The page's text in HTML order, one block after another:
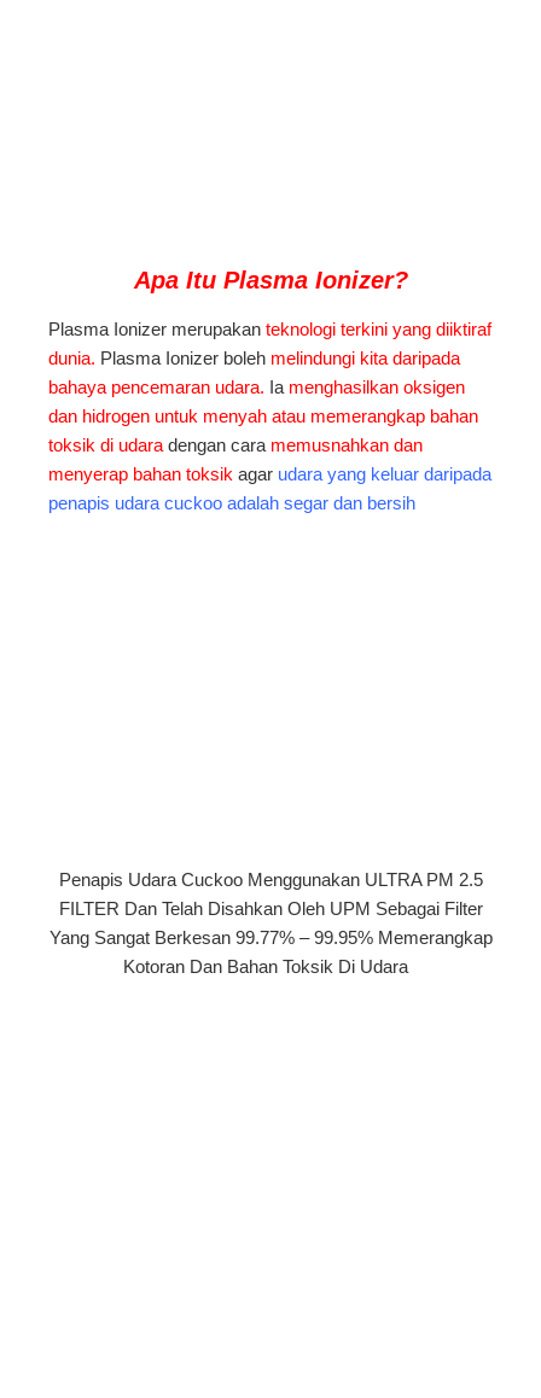
Apa Itu Plasma Ionizer?
Plasma Ionizer merupakan teknologi terkini yang diiktiraf
dunia. Plasma Ionizer boleh melindungi kita daripada
bahaya pencemaran udara. Ia menghasilkan oksigen
dan hidrogen untuk menyah atau memerangkap bahan
toksik di udara dengan cara memusnahkan dan
menyerap bahan toksik agar udara yang keluar daripada
penapis udara cuckoo adalah segar dan bersih
Penapis Udara Cuckoo Menggunakan ULTRA PM 2.5
FILTER Dan Telah Disahkan Oleh UPM Sebagai Filter
Yang Sangat Berkesan 99.77% – 99.95% Memerangkap
Kotoran Dan Bahan Toksik Di Udara